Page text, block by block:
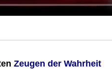
Zeugen der Wahrheit